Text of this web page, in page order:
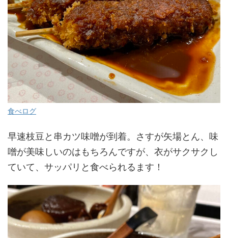
食べログ
早速枝豆と串カツ味噌が到着。さすが矢場とん、味
噌が美味しいのはもちろんですが、衣がサクサクし
ていて、サッパリと食べられるます！